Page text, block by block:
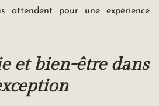
attendent pour une expérience
et bien-être dans